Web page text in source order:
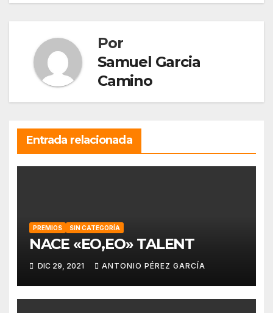
Por
Samuel Garcia
Camino
Entrada relacionada
PREMIOS SIN CATEGORÍA
NACE «EO,EO» TALENT
DIC 29, 2021 ANTONIO PÉREZ GARCÍA